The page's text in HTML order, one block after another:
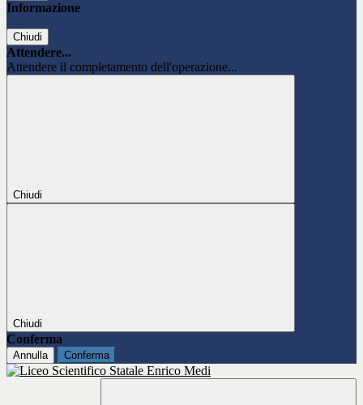
Informazione
Chiudi
Attendere...
Attendere il completamento dell'operazione...
Chiudi
Chiudi
Conferma
Annulla Conferma